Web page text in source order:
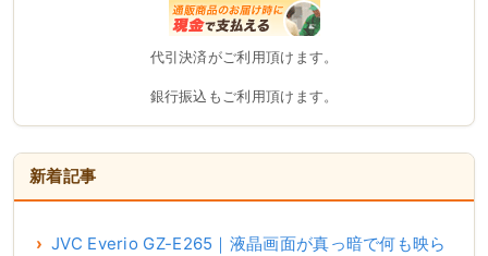
代引決済がご利用頂けます。
銀行振込もご利用頂けます。
新着記事
JVC Everio GZ-E265｜液晶画面が真っ暗で何も映ら